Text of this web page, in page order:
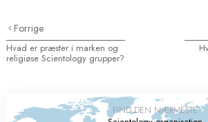
Forrige
Hvad er præster i marken og
religiøse Scientology grupper?
FIND DEN NÆRMESTE